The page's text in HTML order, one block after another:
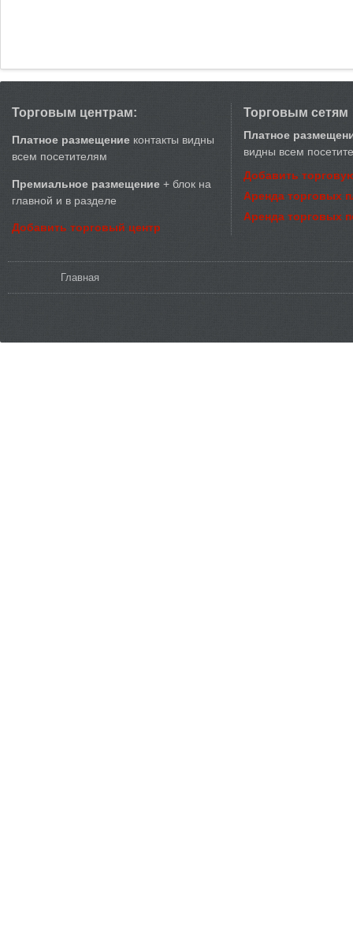
Торговым центрам:
Платное размещение контакты видны
всем посетителям
Премиальное размещение + блок на
главной и в разделе
Добавить торговый центр
Торговым сетям
Платное
видны всем
Добавить
Аренда торговых
Аренда торговых
Главная